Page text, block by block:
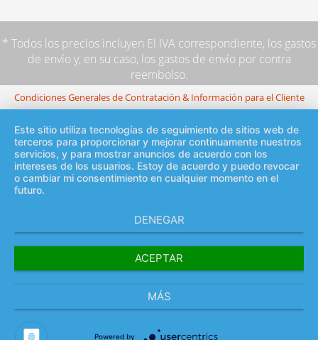
* Todos los precios incluyen El IVA correspondiente, los gastos
de envíoy, en su caso, los gastos de envío por contra
reembolso.
Condiciones Generales de Contratación & Información para el Cliente
Este sitio utiliza tecnologías de seguimiento de sitios web de
terceros para proporcionar y mejorar continuamente nuestros
servicios, y para mostrar anuncios de acuerdo con los
intereses de los usuarios. Estoy de acuerdo y puedo revocar
o cambiar mi consentimiento en cualquier momento en el
futuro.
DENEGAR
ACEPTAR
MÁS
Powered by